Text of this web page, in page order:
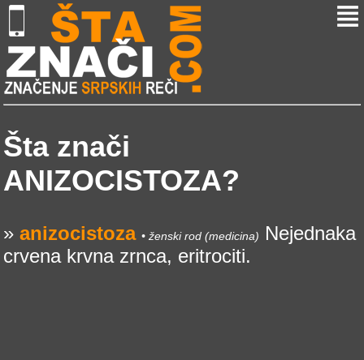
Šta znači
ANIZOCISTOZA?
» anizocistoza • ženski rod (medicina)
Nejednaka
crvena krvna zrnca, eritrociti.